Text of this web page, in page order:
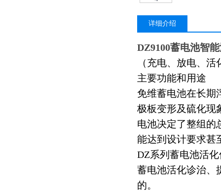
详细介绍
DZ9100蓄电池智
（充电、放电、
主要功能和用途
免维蓄电池在长期
极板变形及硫化现
电池决定了整组的
能达到设计要求甚
DZ系列蓄电池活
蓄电池活化诊治、
的。